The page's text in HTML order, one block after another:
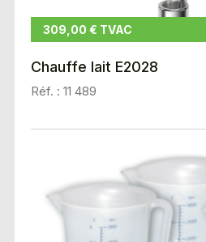
309,00 € TVAC
Chauffe lait E2028
Réf. : 11 489